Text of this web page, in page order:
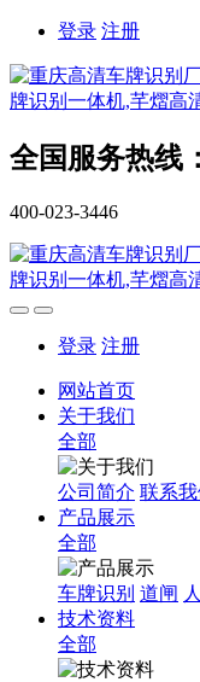
登录 注册
全国服务热线：
400-023-3446
登录 注册
网站首页
关于我们
全部
公司简介 联系
产品展示
全部
车牌识别 道闸
技术资料
全部